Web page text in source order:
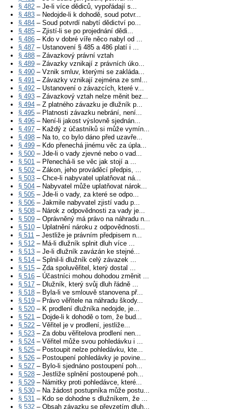
§ 482 – Je-li více dědiců, vypořádají s...
§ 483 – Nedojde-li k dohodě, soud potvr...
§ 484 – Soud potvrdí nabytí dědictví po...
§ 485 – Zjistí-li se po projednání dědi...
§ 486 – Kdo v dobré víře něco nabyl od ...
§ 487 – Ustanovení § 485 a 486 platí i ...
§ 488 – Závazkový právní vztah
§ 489 – Závazky vznikají z právních úko...
§ 490 – Vznik smluv, kterými se zakláda...
§ 491 – Závazky vznikají zejména ze sml...
§ 492 – Ustanovení o závazcích, které v...
§ 493 – Závazkový vztah nelze měnit bez...
§ 494 – Z platného závazku je dlužník p...
§ 495 – Platnosti závazku nebrání, není...
§ 496 – Není-li jakost výslovně sjednán...
§ 497 – Každý z účastníků si může vymín...
§ 498 – Na to, co bylo dáno před uzavře...
§ 499 – Kdo přenechá jinému věc za úpla...
§ 500 – Jde-li o vady zjevné nebo o vad...
§ 501 – Přenechá-li se věc jak stojí a ...
§ 502 – Zákon, jeho prováděcí předpis, ...
§ 503 – Chce-li nabyvatel uplatňovat ná...
§ 504 – Nabyvatel může uplatňovat nárok...
§ 505 – Jde-li o vady, za které se odpo...
§ 506 – Jakmile nabyvatel zjistí vadu p...
§ 508 – Nárok z odpovědnosti za vady je...
§ 509 – Oprávněný má právo na náhradu n...
§ 510 – Uplatnění nároku z odpovědnosti...
§ 511 – Jestliže je právním předpisem n...
§ 512 – Má-li dlužník splnit dluh více ...
§ 513 – Je-li dlužník zavázán ke stejné...
§ 514 – Splnil-li dlužník celý závazek ...
§ 515 – Zda spoluvěřitel, který dostal ...
§ 516 – Účastníci mohou dohodou změnit ...
§ 517 – Dlužník, který svůj dluh řádně ...
§ 518 – Byla-li ve smlouvě stanovena př...
§ 519 – Právo věřitele na náhradu škody...
§ 520 – K prodlení dlužníka nedojde, je...
§ 521 – Dojde-li k dohodě o tom, že bud...
§ 522 – Věřitel je v prodlení, jestliže...
§ 523 – Za dobu věřitelova prodlení nen...
§ 524 – Věřitel může svou pohledávku i ...
§ 525 – Postoupit nelze pohledávku, kte...
§ 526 – Postoupení pohledávky je povine...
§ 527 – Bylo-li sjednáno postoupení poh...
§ 528 – Jestliže splnění postoupené poh...
§ 529 – Námitky proti pohledávce, které...
§ 530 – Na žádost postupníka může postu...
§ 531 – Kdo se dohodne s dlužníkem, že ...
§ 532 – Obsah závazku se převzetím dluh...